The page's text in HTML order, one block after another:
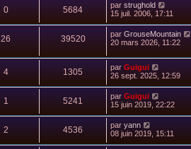
0 5684 par strughold
15 juil. 2006, 17:11
26 39520 par GrouseMountain
20 mars 2026, 11:22
4 1305 par Guigui
26 sept. 2025, 12:59
1 5241 par Guigui
15 juin 2019, 22:22
2 4536 par yann
08 juin 2019, 15:11